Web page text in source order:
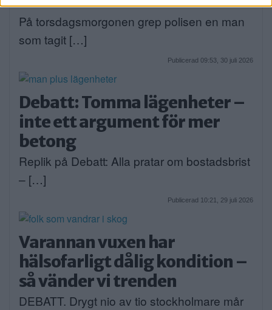
På torsdagsmorgonen grep polisen en man
som tagit […]
Publicerad 09:53, 30 juli 2026
Debatt: Tomma lägenheter –
inte ett argument för mer
betong
Replik på Debatt: Alla pratar om bostadsbrist
– […]
Publicerad 10:21, 29 juli 2026
Varannan vuxen har
hälsofarligt dålig kondition –
så vänder vi trenden
DEBATT. Drygt nio av tio stockholmare mår